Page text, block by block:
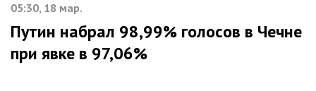
05:30, 18 мар.
Путин набрал 98,99% голосов в Чечне
при явке в 97,06%